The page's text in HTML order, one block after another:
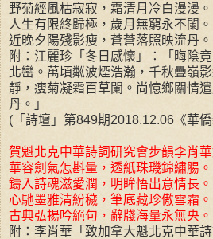
野菊經風枯寂寂，霜清月冷白漫漫。
人生有限終歸極，歲月無窮永不闌。
近晚夕陽殘影瘦，蒼蒼落照映流丹。
附：江麗珍「冬日感懷」：「晦陰
北巒。萬頃粼波煙浩瀚，千秋疊嶺
靜，瘦菊凝霜百草闌。尚憶鄉關情
丹。」
(「詩壇」第849期2018.12.06《華
賀魁北克中華詩詞研究會步韻李肖華
華容劍氣怎斟量，透紙珠璣錦繡腸。
鑄入詩魂滋愛潤，明眸悟出意情長。
心馳墨雅清紛穢，筆底藏珍傲雪霜。
古典弘揚吟絕句，辭牋海量永無央。
附：李肖華「致加拿大魁北克中華